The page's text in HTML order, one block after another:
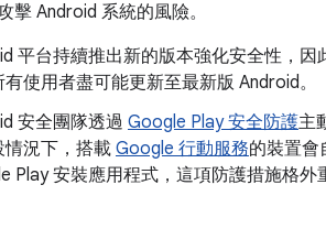
擊 Android 系統的風險。
平台持續推出新的版本強化安全性，
使用者盡可能更新至最新版 Android。
安全團隊透過 Google Play 安全防護主
情況下，搭載 Google 行動服務的裝置會
Play 安裝應用程式，這項防護措施格外